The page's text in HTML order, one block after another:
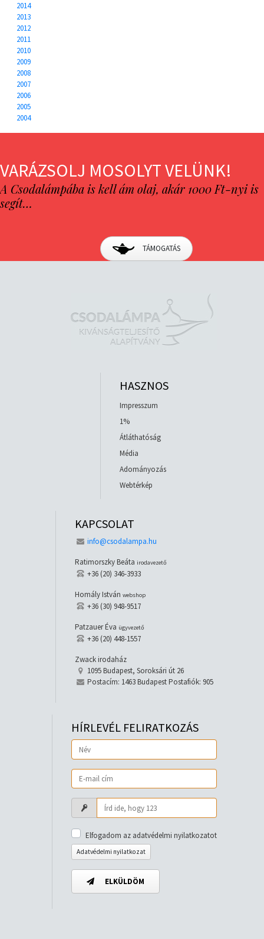
2014
2013
2012
2011
2010
2009
2008
2007
2006
2005
2004
VARÁZSOLJ MOSOLYT VELÜNK!
A Csodalámpába is kell ám olaj, akár 1000 Ft-nyi is
segít…
TÁMOGATÁS
HASZNOS
Impresszum
1%
Átláthatóság
Média
Adományozás
Webtérkép
KAPCSOLAT
info@csodalampa.hu
Ratimorszky Beáta irodavezető
+36 (20) 346-3933
Homály István webshop
+36 (30) 948-9517
Patzauer Éva ügyvezető
+36 (20) 448-1557
Zwack irodaház
1095 Budapest, Soroksári út 26
Postacím: 1463 Budapest Postafiók: 905
HÍRLEVÉL FELIRATKOZÁS
Elfogadom az adatvédelmi nyilatkozatot
Adatvédelmi nyilatkozat
ELKÜLDÖM